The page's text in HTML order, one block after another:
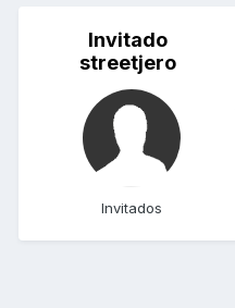
Invitado
streetjero
Invitados